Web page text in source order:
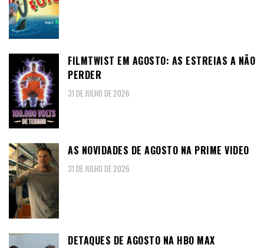
FILMTWIST EM AGOSTO: AS ESTREIAS A NÃO
PERDER
31 DE JULHO DE 2026
AS NOVIDADES DE AGOSTO NA PRIME VIDEO
31 DE JULHO DE 2026
DETAQUES DE AGOSTO NA HBO MAX